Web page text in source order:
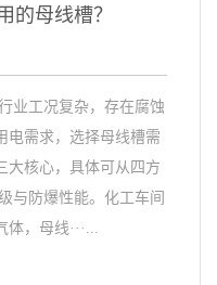
的母线槽？
业工况复杂，存在腐蚀
电需求，选择母线槽需
大核心，具体可从四方
与防爆性能。化工车间
，母线···...